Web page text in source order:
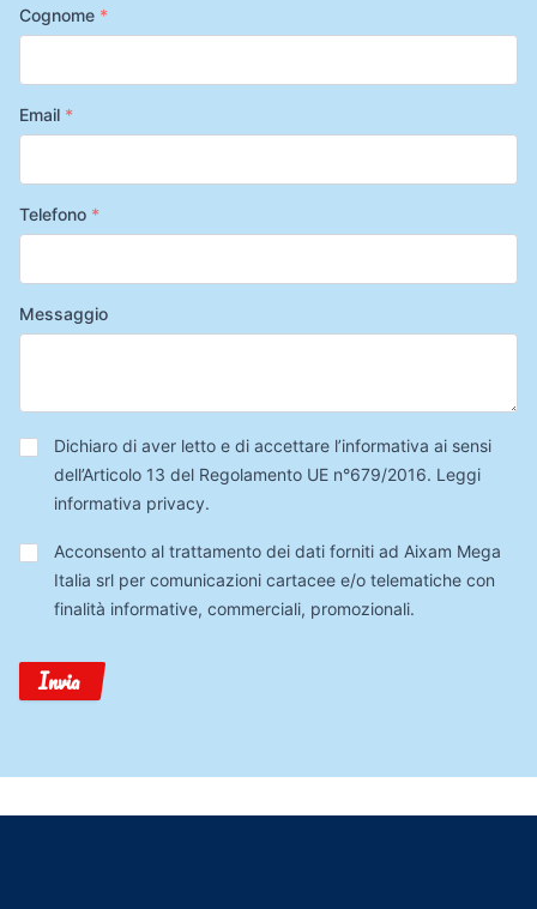
Cognome *
Email *
Telefono *
Messaggio
Privacy*
Dichiaro di aver letto e di accettare l’informativa ai sensi
dell’Articolo 13 del Regolamento UE n°679/2016. Leggi
informativa privacy.
Trattamento
Dati
Acconsento al trattamento dei dati forniti ad Aixam Mega
Italia srl per comunicazioni cartacee e/o telematiche con
finalità informative, commerciali, promozionali.
Invia